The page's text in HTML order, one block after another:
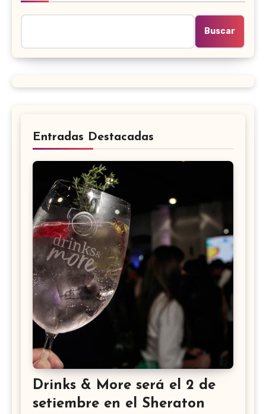
Buscar
Entradas Destacadas
Drinks & More será el 2 de
setiembre en el Sheraton